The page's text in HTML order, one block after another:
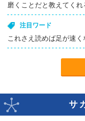
磨くことだと教えてくれ
注目ワード
これさえ読めば足が速
サ